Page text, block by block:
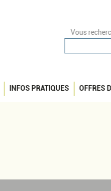
Vous
INFOS PRATIQUES OFFRES